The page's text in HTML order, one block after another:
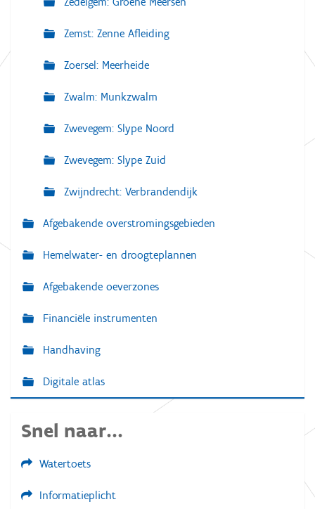
Zemst: Zenne Afleiding
Zoersel: Meerheide
Zwalm: Munkzwalm
Zwevegem: Slype Noord
Zwevegem: Slype Zuid
Zwijndrecht: Verbrandendijk
Afgebakende overstromingsgebieden
Hemelwater- en droogteplannen
Afgebakende oeverzones
Financiële instrumenten
Handhaving
Digitale atlas
Snel naar...
Watertoets
Informatieplicht